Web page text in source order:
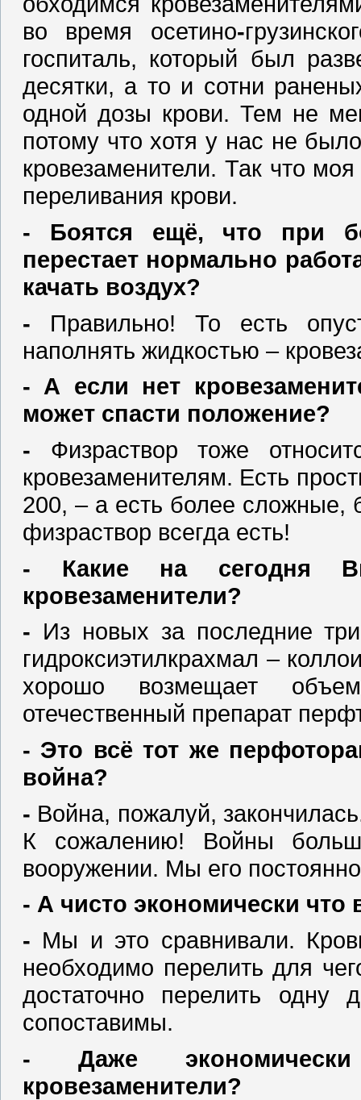
во время осетино-
госпиталь, который был
десятки, а то и сотни
одной дозы крови. Тем не
потому что хотя у нас не
кровезаменители. Так что
переливания крови.
‑ Боятся ещё, что при
перестает нормально
качать воздух?
‑ Правильно! То есть
наполнять жидкостью –
‑ А если нет
может спасти положение?
‑ Физраствор тоже
кровезаменителям. Есть
200, – а есть более сложные,
физраствор всегда есть!
‑ Какие на сегодня
кровезаменители?
‑ Из новых за последние три
гидроксиэтилкрахмал –
хорошо возмещает
отечественный препарат
‑ Это всё тот же
война?
‑ Война, пожалуй,
К сожалению! Войны
вооружении. Мы его
‑ А чисто экономически
‑ Мы и это сравнивали.
необходимо перелить для
достаточно перелить одну
сопоставимы.
‑ Даже
кровезаменители?